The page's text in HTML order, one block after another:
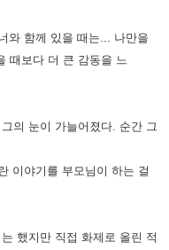
와 함께 있을 때는... 나만을
때보다 더 큰 감동을 느
의 눈이 가늘어졌다. 순간 그
이야기를 부모님이 하는 걸
했지만 직접 화제로 올린 적